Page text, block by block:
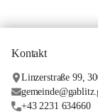
Kontakt
Linzerstraße 99,
+43 2231 634660